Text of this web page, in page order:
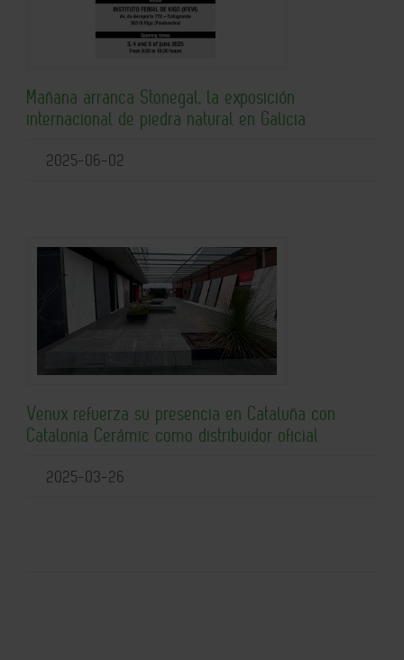
Mañana arranca Stonegal, la exposición
internacional de piedra natural en Galicia
2025-06-02
Venux refuerza su presencia en Cataluña con
Catalonia Cerámic como distribuidor oficial
2025-03-26